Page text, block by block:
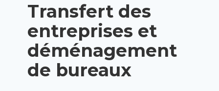
Transfert des
entreprises et
déménagement
de bureaux